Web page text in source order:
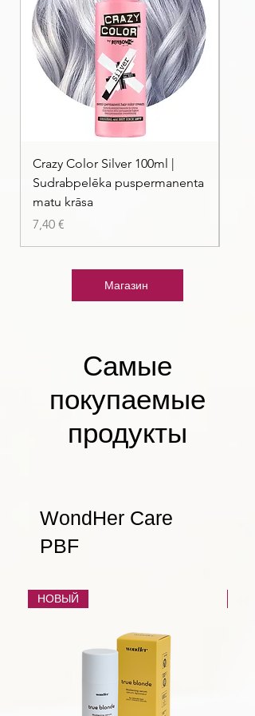
Crazy Color Silver 100ml |
Sudrabpelēka puspermanenta
matu krāsa
Цена
7,40 €
Магазин
Самые
покупаемые
продукты
WondHer Care
PBF
НОВЫЙ